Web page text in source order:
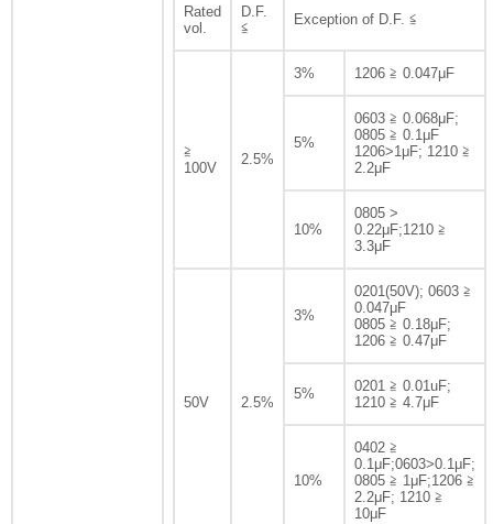
Rated
vol.
D.F.
≦
Exception of D.F. ≦
≧
100V
2.5%
3% 1206 ≧ 0.047μF
5%
0603 ≧ 0.068μF;
0805 ≧ 0.1μF
1206>1μF; 1210 ≧
2.2μF
10%
0805 >
0.22μF;1210 ≧
3.3μF
50V 2.5%
3%
0201(50V); 0603 ≧
0.047μF
0805 ≧ 0.18μF;
1206 ≧ 0.47μF
5%
0201 ≧ 0.01uF;
1210 ≧ 4.7μF
10%
0402 ≧
0.1μF;0603>0.1μF;
0805 ≧ 1μF;1206 ≧
2.2μF; 1210 ≧
10μF